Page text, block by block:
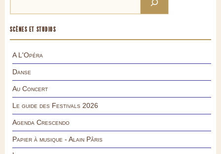
SCÈNES ET STUDIOS
A L'Opéra
Danse
Au Concert
Le guide des Festivals 2026
Agenda Crescendo
Papier à musique - Alain Pâris